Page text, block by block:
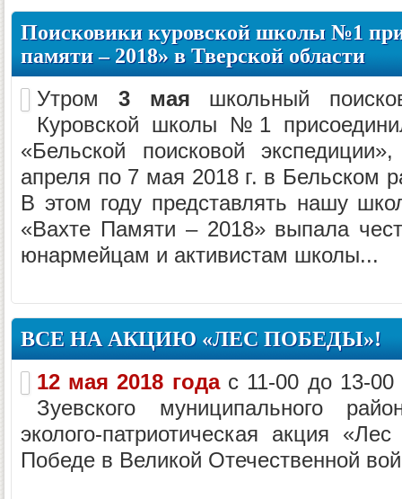
Поисковики куровской школы №1
памяти – 2018» в Тверской области
Утром 3 мая школьный
Куровской школы №1
«Бельской поисковой
апреля по 7 мая 2018 г. в Бельском
В этом году представлять нашу
«Вахте Памяти – 2018» выпала
юнармейцам и активистам школы...
ВСЕ НА АКЦИЮ «ЛЕС ПОБЕДЫ»!
12 мая 2018 годас 11-00 до 13-00
Зуевского муниципального
эколого-патриотическая акция
Победе в Великой Отечественной